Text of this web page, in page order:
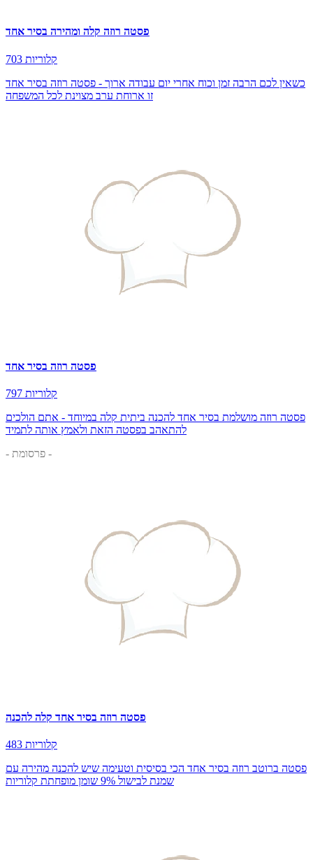
פסטה רוזה קלה ומהירה בסיר אחד
703 קלוריות
כשאין לכם הרבה זמן וכוח אחרי יום עבודה ארוך - פסטה רוזה בסיר אחד
זו ארוחת ערב מצוינת לכל המשפחה
פסטה רוזה בסיר אחד
797 קלוריות
פסטה רוזה מושלמת בסיר אחד להכנה ביתית קלה במיוחד - אתם הולכים
להתאהב בפסטה הזאת ולאמץ אותה לתמיד
- פרסומת -
פסטה רוזה בסיר אחד קלה להכנה
483 קלוריות
פסטה ברוטב רוזה בסיר אחד הכי בסיסית וטעימה שיש להכנה מהירה עם
שמנת לבישול 9% שומן מופחתת קלוריות